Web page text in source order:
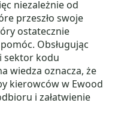
niezależnie od
przeszło swoje
ostatecznie
Obsługując
sektor kodu
wiedza oznacza, że
kierowców w Ewood
i załatwienie